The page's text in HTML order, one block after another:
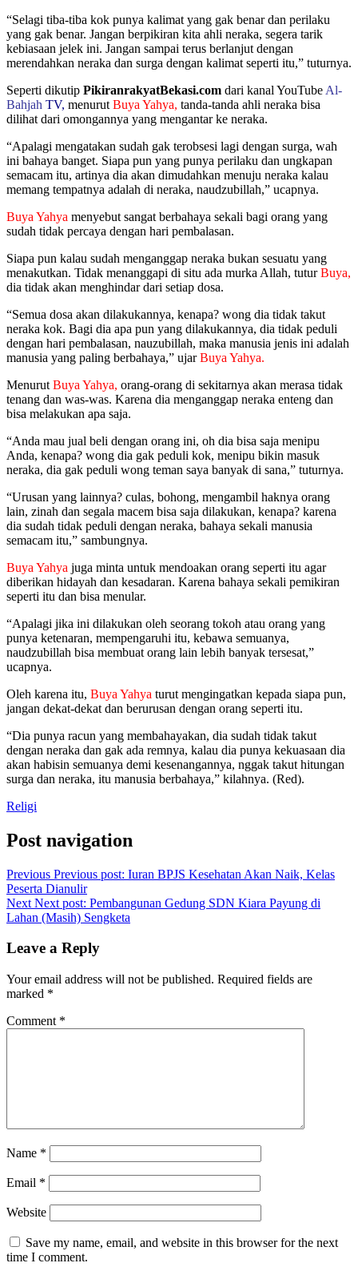
“Selagi tiba-tiba kok punya kalimat yang gak benar dan perilaku
yang gak benar. Jangan berpikiran kita ahli neraka, segera tarik
kebiasaan jelek ini. Jangan sampai terus berlanjut dengan
merendahkan neraka dan surga dengan kalimat seperti itu,” tuturnya.
Seperti dikutip PikiranrakyatBekasi.com dari kanal YouTube Al-
Bahjah TV, menurut Buya Yahya, tanda-tanda ahli neraka bisa
dilihat dari omongannya yang mengantar ke neraka.
“Apalagi mengatakan sudah gak terobsesi lagi dengan surga, wah
ini bahaya banget. Siapa pun yang punya perilaku dan ungkapan
semacam itu, artinya dia akan dimudahkan menuju neraka kalau
memang tempatnya adalah di neraka, naudzubillah,” ucapnya.
Buya Yahya menyebut sangat berbahaya sekali bagi orang yang
sudah tidak percaya dengan hari pembalasan.
Siapa pun kalau sudah menganggap neraka bukan sesuatu yang
menakutkan. Tidak menanggapi di situ ada murka Allah, tuturBuya,
dia tidak akan menghindar dari setiap dosa.
“Semua dosa akan dilakukannya, kenapa? wong dia tidak takut
neraka kok. Bagi dia apa pun yang dilakukannya, dia tidak peduli
dengan hari pembalasan, nauzubillah, maka manusia jenis ini adalah
manusia yang paling berbahaya,” ujarBuya Yahya.
Menurut Buya Yahya, orang-orang di sekitarnya akan merasa tidak
tenang dan was-was. Karena dia menganggap neraka enteng dan
bisa melakukan apa saja.
“Anda mau jual beli dengan orang ini, oh dia bisa saja menipu
Anda, kenapa? wong dia gak peduli kok, menipu bikin masuk
neraka, dia gak peduli wong teman saya banyak di sana,” tuturnya.
“Urusan yang lainnya? culas, bohong, mengambil haknya orang
lain, zinah dan segala macem bisa saja dilakukan, kenapa? karena
dia sudah tidak peduli dengan neraka, bahaya sekali manusia
semacam itu,” sambungnya.
Buya Yahya juga minta untuk mendoakan orang seperti itu agar
diberikan hidayah dan kesadaran. Karena bahaya sekali pemikiran
seperti itu dan bisa menular.
“Apalagi jika ini dilakukan oleh seorang tokoh atau orang yang
punya ketenaran, mempengaruhi itu, kebawa semuanya,
naudzubillah bisa membuat orang lain lebih banyak tersesat,”
ucapnya.
Oleh karena itu, Buya Yahya turut mengingatkan kepada siapa pun,
jangan dekat-dekat dan berurusan dengan orang seperti itu.
“Dia punya racun yang membahayakan, dia sudah tidak takut
dengan neraka dan gak ada remnya, kalau dia punya kekuasaan dia
akan habisin semuanya demi kesenangannya, nggak takut hitungan
surga dan neraka, itu manusia berbahaya,” kilahnya. (Red).
Religi
Post navigation
Previous Previous post: Iuran BPJS Kesehatan Akan Naik, Kelas
Peserta Dianulir
Next Next post: Pembangunan Gedung SDN Kiara Payung di
Lahan (Masih) Sengketa
Leave a Reply
Your email address will not be published. Required fields are
marked *
Comment *
Name *
Email *
Website
Save my name, email, and website in this browser for the next
time I comment.